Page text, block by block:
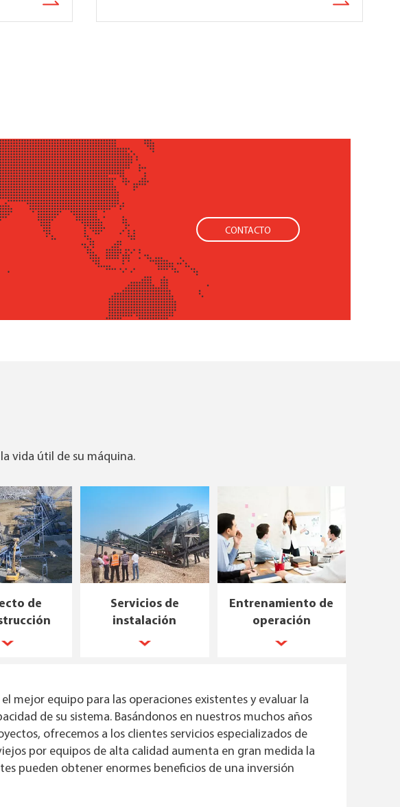
CONTACTO
vida útil de su máquina.
mejor equipo para las operaciones existentes y evaluar la
de su sistema. Basándonos en nuestros muchos años
ofrecemos a los clientes servicios especializados de
por equipos de alta calidad aumenta en gran medida la
pueden obtener enormes beneficios de una inversión
de
Servicios de
instalación
Entrenamiento de
operación